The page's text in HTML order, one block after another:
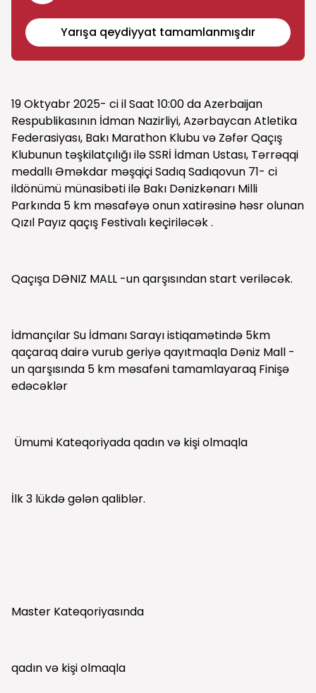
Yarışa qeydiyyat tamamlanmışdır
19 Oktyabr 2025- ci il Saat 10:00 da Azerbaijan
Respublikasının İdman Nazirliyi, Azərbaycan Atletika
Federasiyası, Bakı Marathon Klubu və Zəfər Qaçış
Klubunun təşkilatçılığı ilə SSRİ İdman Ustası, Tərrəqqi
medallı Əməkdar məşqiçi Sadıq Sadıqovun 71- ci
ildönümü münasibəti ilə Bakı Dənizkənarı Milli
Parkında 5 km məsafəyə onun xatirəsinə həsr olunan
Qızıl Payız qaçış Festivalı keçiriləcək .
Qaçışa DƏNIZ MALL -un qarşısından start veriləcək.
İdmançılar Su İdmanı Sarayı istiqamətində 5km
qaçaraq dairə vurub geriyə qayıtmaqla Dəniz Mall -
un qarşısında 5 km məsafəni tamamlayaraq Finişə
edəcəklər
Ümumi Kateqoriyada qadın və kişi olmaqla
İlk 3 lükdə gələn qaliblər.
Master Kateqoriyasında
qadın və kişi olmaqla